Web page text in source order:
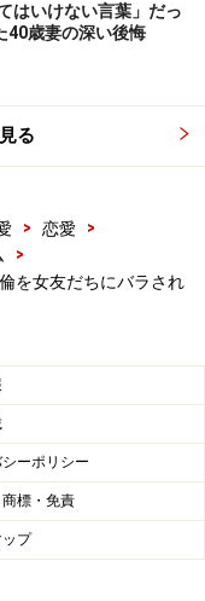
とふたり、その後
でも正直言って、
本当だけど、それ
いうことにしまし
うな過去のことを
、本当に不愉快だ
抗議した。だがエ
」の一点張り。他
を越されるのがシ
っと彼がいないか
はいけない言葉」だっ
40歳妻の深い後悔
る
> 恋愛
>
>
を女友だちにバラされ
ーポリシー
標・免責
プ